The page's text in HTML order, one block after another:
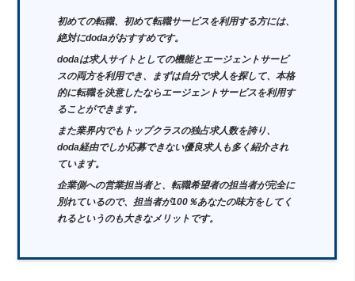
初めての転職、初めて転職サービスを利用する方には、
絶対にdodaがおすすめです。
dodaは求人サイトとしての機能とエージェントサービ
スの両方を利用でき、まずは自分で求人を探して、本格
的に転職を決意したならエージェントサービスを利用す
ることができます。
また業界内でもトップクラスの独占求人数を誇り、
doda経由でしか応募できない優良求人も多く紹介され
ています。
企業側への営業担当者と、転職希望者の担当者が完全に
別れているので、担当者が100％あなたの味方をしてく
れるというのも大きなメリットです。